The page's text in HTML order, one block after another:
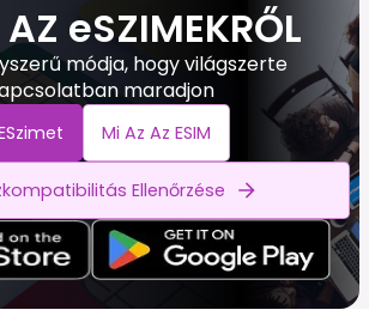
eSZIMEKRŐL
módja, hogy világszerte
maradjon
Mi Az Az ESIM
Ellenőrzése